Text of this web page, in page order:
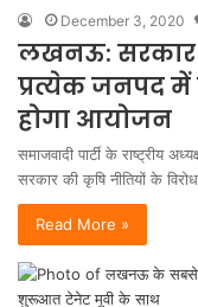
December 3, 2020
लखनऊ: सरकार
प्रत्येक जनपद में
होगा आयोजन
समाजवादी पार्टी के राष्ट्रीय
सरकार की कृषि नीतियों के
Read More »